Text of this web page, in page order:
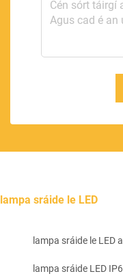
lampa sráide le LED
lampa sráide le LED
lampa sráide LED